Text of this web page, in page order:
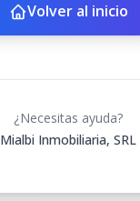
Volver al inicio
¿Necesitas ayuda?
Mialbi Inmobiliaria, SRL